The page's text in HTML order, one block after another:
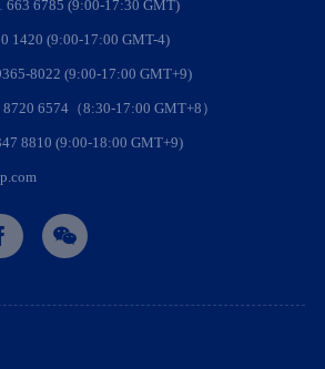
663 6785 (9:00-17:30 GMT)
1420 (9:00-17:00 GMT-4)
8022 (9:00-17:00 GMT+9)
6574（8:30-17:00 GMT+8）
8810 (9:00-18:00 GMT+9)